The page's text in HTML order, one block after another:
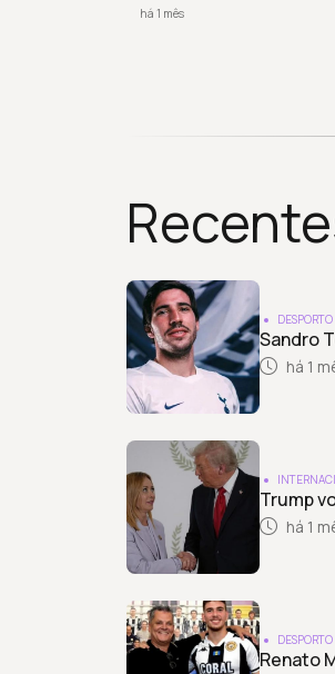
há 1 mês
DESPORTO
Sandro
há 1
Trump
há 1
DESPORTO
Renato